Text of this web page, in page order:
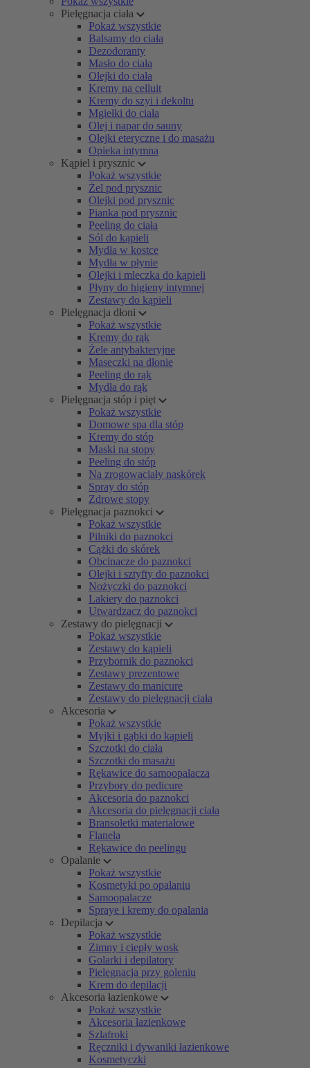
Pielęgnacja ciała
Pokaż wszystkie
Balsamy do ciała
Dezodoranty
Masło do ciała
Olejki do ciała
Kremy na celluit
Kremy do szyi i dekoltu
Mgiełki do ciała
Olej i napar do sauny
Olejki eteryczne i do masażu
Opieka intymna
Kąpiel i prysznic
Pokaż wszystkie
Żel pod prysznic
Olejki pod prysznic
Pianka pod prysznic
Peeling do ciała
Sól do kąpieli
Mydła w kostce
Mydła w płynie
Olejki i mleczka do kąpieli
Płyny do higieny intymnej
Zestawy do kąpieli
Pielęgnacja dłoni
Pokaż wszystkie
Kremy do rąk
Żele antybakteryjne
Maseczki na dłonie
Peeling do rąk
Mydła do rąk
Pielęgnacja stóp i pięt
Pokaż wszystkie
Domowe spa dla stóp
Kremy do stóp
Maski na stopy
Peeling do stóp
Na zrogowaciały naskórek
Spray do stóp
Zdrowe stopy
Pielęgnacja paznokci
Pokaż wszystkie
Pilniki do paznokci
Cążki do skórek
Obcinacze do paznokci
Olejki i sztyfty do paznokci
Nożyczki do paznokci
Lakiery do paznokci
Utwardzacz do paznokci
Zestawy do pielęgnacji
Pokaż wszystkie
Zestawy do kąpieli
Przybornik do paznokci
Zestawy prezentowe
Zestawy do manicure
Zestawy do pielęgnacji ciała
Akcesoria
Pokaż wszystkie
Myjki i gąbki do kąpieli
Szczotki do ciała
Szczotki do masażu
Rękawice do samoopalacza
Przybory do pedicure
Akcesoria do paznokci
Akcesoria do pielęgnacji ciała
Bransoletki materiałowe
Flanela
Rękawice do peelingu
Opalanie
Pokaż wszystkie
Kosmetyki po opalaniu
Samoopalacze
Spraye i kremy do opalania
Depilacja
Pokaż wszystkie
Zimny i ciepły wosk
Golarki i depilatory
Pielęgnacja przy goleniu
Krem do depilacji
Akcesoria łazienkowe
Pokaż wszystkie
Akcesoria łazienkowe
Szlafroki
Ręczniki i dywaniki łazienkowe
Kosmetyczki